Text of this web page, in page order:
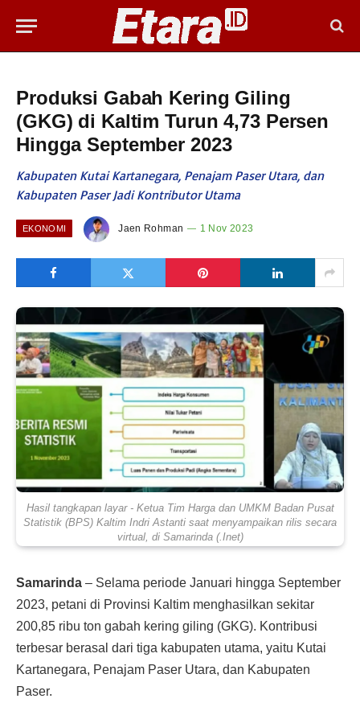
Produksi Gabah Kering Giling
(GKG) di Kaltim Turun 4,73 Persen
Hingga September 2023
Kabupaten Kutai Kartanegara, Penajam Paser Utara, dan
Kabupaten Paser Jadi Kontributor Utama
EKONOMI Jaen Rohman 1 Nov 2023
Hasil tangkapan layar - Ketua Tim Harga dan UMKM Badan Pusat
Statistik (BPS) Kaltim Indri Astanti saat menyampaikan rilis secara
virtual, di Samarinda (.Inet)
Samarinda – Selama periode Januari hingga September
2023, petani di Provinsi Kaltim menghasilkan sekitar
200,85 ribu ton gabah kering giling (GKG). Kontribusi
terbesar berasal dari tiga kabupaten utama, yaitu Kutai
Kartanegara, Penajam Paser Utara, dan Kabupaten
Paser.